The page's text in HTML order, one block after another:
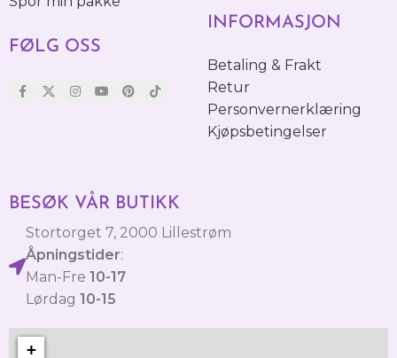
FØLG OSS
INFORMASJON
Betaling & Frakt
Retur
Personvernerklæring
Kjøpsbetingelser
BESØK VÅR BUTIKK
Stortorget 7, 2000 Lillestrøm
Åpningstider:
Man-Fre 10-17
Lørdag 10-15
+